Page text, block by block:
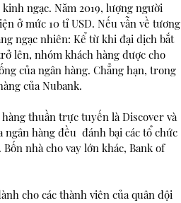
ngạc. Năm 2019, lượng người
ở mức 10 tỉ USD. Nếu vẫn về tương
ngạc nhiên: Kể từ khi đại dịch bắt
lên, nhóm khách hàng được cho
của ngân hàng. Chẳng hạn, trong
của Nubank.
hàng thuần trực tuyến là Discover và
hàng đều  đánh bại các tổ chức
nhà cho vay lớn khác, Bank of
cho các thành viên của quân đội